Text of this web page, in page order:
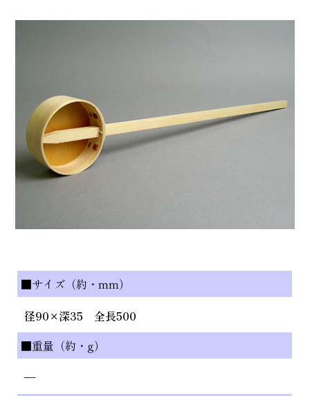
■サイズ（約・mm）
径90×深35 全長500
■重量（約・g）
—